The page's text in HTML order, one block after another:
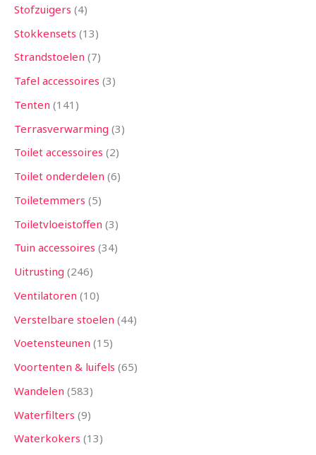
Stofzuigers 4
Stokkensets 13
Strandstoelen 7
Tafel accessoires 3
Tenten 141
Terrasverwarming 3
Toilet accessoires 2
Toilet onderdelen 6
Toiletemmers 5
Toiletvloeistoffen 3
Tuin accessoires 34
Uitrusting 246
Ventilatoren 10
Verstelbare stoelen 44
Voetensteunen 15
Voortenten & luifels 65
Wandelen 583
Waterfilters 9
Waterkokers 13